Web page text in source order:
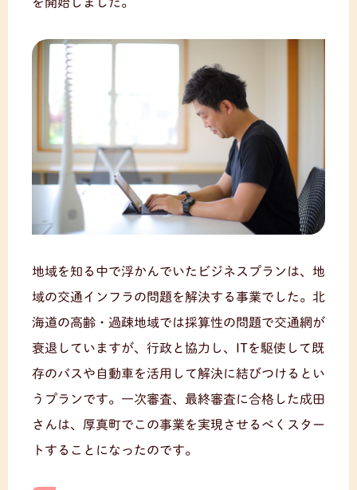
地域を知る中で浮かんでいたビジネスプランは、地
域の交通インフラの問題を解決する事業でした。北
海道の高齢・過疎地域では採算性の問題で交通網が
衰退していますが、行政と協力し、ITを駆使して既
存のバスや自動車を活用して解決に結びつけるとい
うプランです。一次審査、最終審査に合格した成田
さんは、厚真町でこの事業を実現させるべくスター
トすることになったのです。